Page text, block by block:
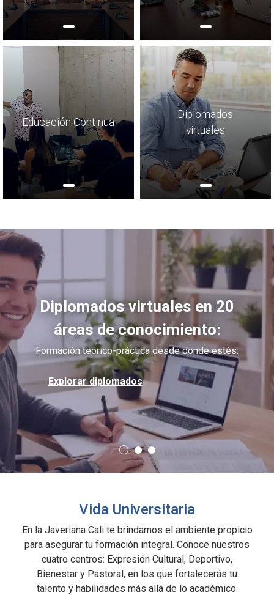
Educación Continua
Diplomados
virtuales
Diplomados virtuales en 20
áreas de conocimiento:
Formación teórico-práctica desde donde estés.
Explorar diplomados
Vida Universitaria
En la Javeriana Cali te brindamos el ambiente propicio
para asegurar tu formación integral. Conoce nuestros
cuatro centros: Expresión Cultural, Deportivo,
Bienestar y Pastoral, en los que fortalecerás tu
talento y habilidades más allá de lo académico.